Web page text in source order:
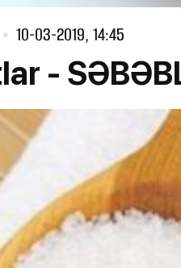
10-03-2019, 14:45
-